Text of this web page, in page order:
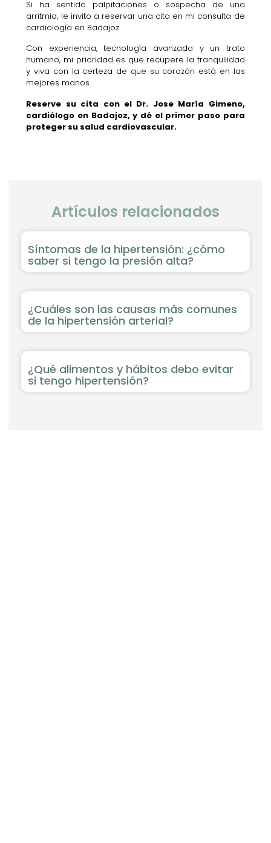
Si ha sentido palpitaciones o sospecha de una
arritmia, le invito a reservar una cita en mi consulta de
cardiología en Badajoz.
Con experiencia, tecnología avanzada y un trato
humano, mi prioridad es que recupere la tranquilidad
y viva con la certeza de que su corazón está en las
mejores manos.
Reserve su cita con el Dr. Jose María Gimeno,
cardiólogo en Badajoz, y dé el primer paso para
proteger su salud cardiovascular.
Artículos relacionados
Síntomas de la hipertensión: ¿cómo
saber si tengo la presión alta?
¿Cuáles son las causas más comunes
de la hipertensión arterial?
¿Qué alimentos y hábitos debo evitar
si tengo hipertensión?